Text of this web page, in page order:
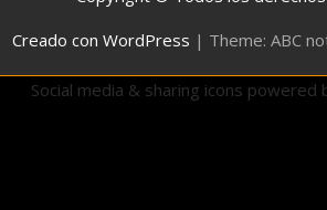
Creado con WordPress | Theme: ABC
Social media & sharing icons powered